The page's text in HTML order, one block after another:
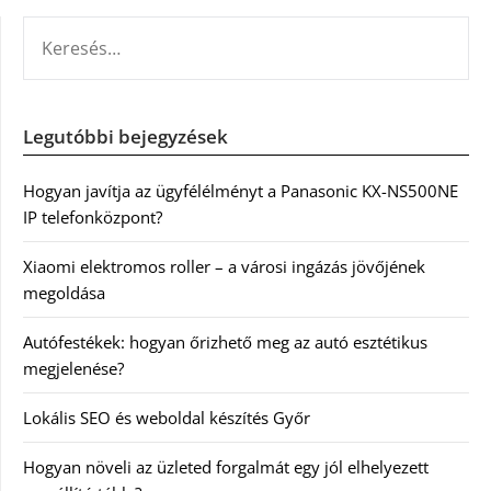
Legutóbbi bejegyzések
Hogyan javítja az ügyfélélményt a Panasonic KX-NS500NE
IP telefonközpont?
Xiaomi elektromos roller – a városi ingázás jövőjének
megoldása
Autófestékek: hogyan őrizhető meg az autó esztétikus
megjelenése?
Lokális SEO és weboldal készítés Győr
Hogyan növeli az üzleted forgalmát egy jól elhelyezett